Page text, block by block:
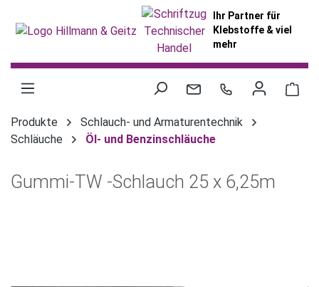
Ihr Partner für
Klebstoffe & viel
mehr
Produkte
Schlauch- und Armaturentechnik
Schläuche
Öl- und Benzinschläuche
Gummi-TW -Schlauch 25 x 6,25m